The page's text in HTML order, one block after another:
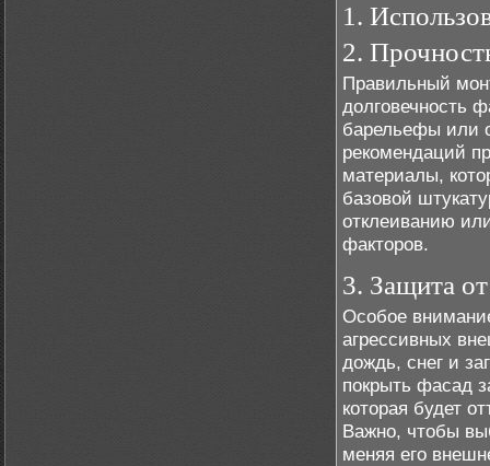
1.
2.
Правильный
долговечность
барельефы или
рекомендаций
материалы,
базовой
отклеиванию
факторов.
3. Защита
Особое
агрессивных
дождь, снег и
покрыть фасад
которая будет
Важно, чтобы
меняя его